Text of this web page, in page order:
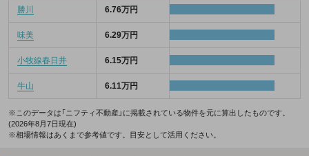
勝川 6.76万円
味美 6.29万円
小牧線春日井 6.15万円
牛山 6.11万円
※このデータは「ニフティ不動産」に掲載されている物件を元に算出したものです。
(2026年8月7日現在)
※相場情報はあくまで参考値です。目安として活用ください。